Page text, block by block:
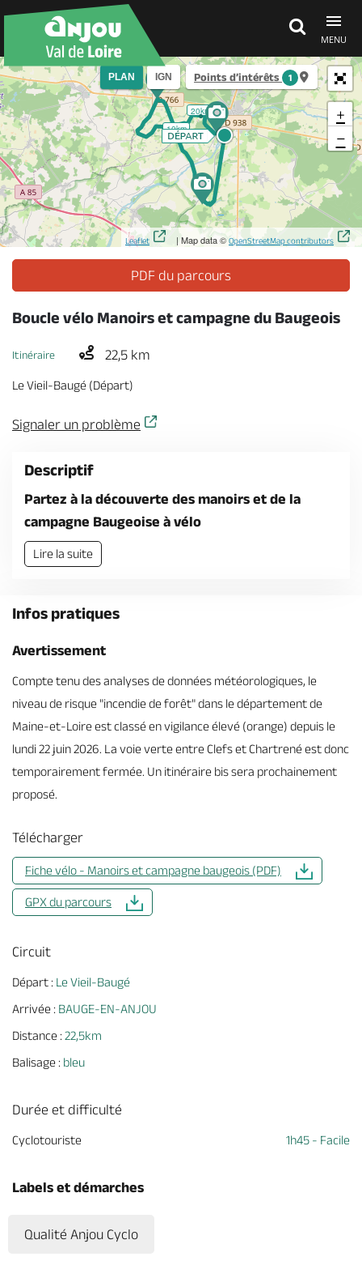
MENU
Découvrir
À voir, à faire
Agenda
Dormir, manger
Séjours, cadeaux
PLAN IGN
20km
10km
Points d’intérêts 1
+
−
Leaflet | Map data © OpenStreetMap contributors
PDF du parcours
Boucle vélo Manoirs et campagne du Baugeois
Itinéraire 22,5 km
Le Vieil-Baugé (Départ)
Signaler un problème
Descriptif
Partez à la découverte des manoirs et de la
campagne Baugeoise à vélo
Lire la suite
Infos pratiques
Avertissement
Compte tenu des analyses de données météorologiques, le
niveau de risque "incendie de forêt" dans le département de
Maine-et-Loire est classé en vigilance élevé (orange) depuis le
lundi 22 juin 2026. La voie verte entre Clefs et Chartrené est donc
temporairement fermée. Un itinéraire bis sera prochainement
proposé.
Télécharger
Fiche vélo - Manoirs et campagne baugeois (PDF)
GPX du parcours
Circuit
Départ : Le Vieil-Baugé
Arrivée : BAUGE-EN-ANJOU
Distance :22,5km
Balisage : bleu
Durée et difficulté
Cyclotouriste 1h45 - Facile
Labels et démarches
Qualité Anjou Cyclo